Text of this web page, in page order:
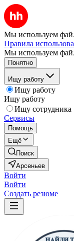
Мы используем
Правила
Мы используем
Понятно
Ищу работу
Ищу работу
Ищу работу
Ищу сотрудника
Сервисы
Помощь
Ещё
Поиск
Арсеньев
Войти
Войти
Создать резюме